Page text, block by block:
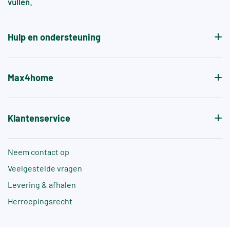
aanvullende normen, zoals +A of +B, die specifiek
Hulp en ondersteuning
Max4home
Klantenservice
Neem contact op
Veelgestelde vragen
Levering & afhalen
Herroepingsrecht